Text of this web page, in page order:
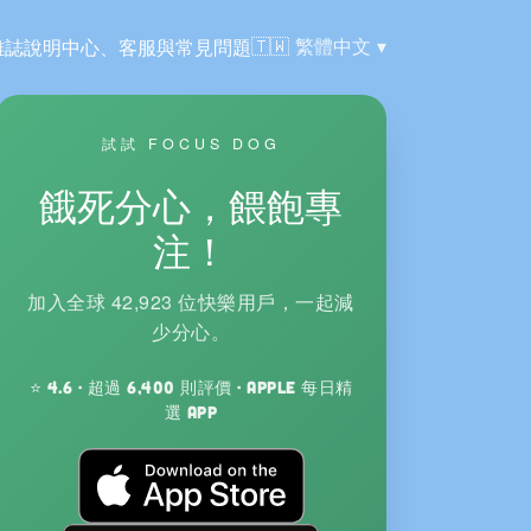
誌說明中心、客服與常見問題🇹🇼 語言:
繁體中文
試試 FOCUS DOG
餓死分心，餵飽專
注！
加入全球 42,923 位快樂用戶，一起減
少分心。
⭐ 4.6 · 超過 6,400 則評價 · Apple 每日精
選 App